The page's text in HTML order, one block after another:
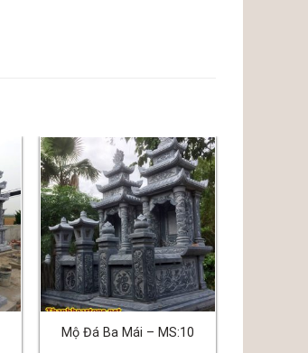
Mộ Đá Ba Mái – MS:10